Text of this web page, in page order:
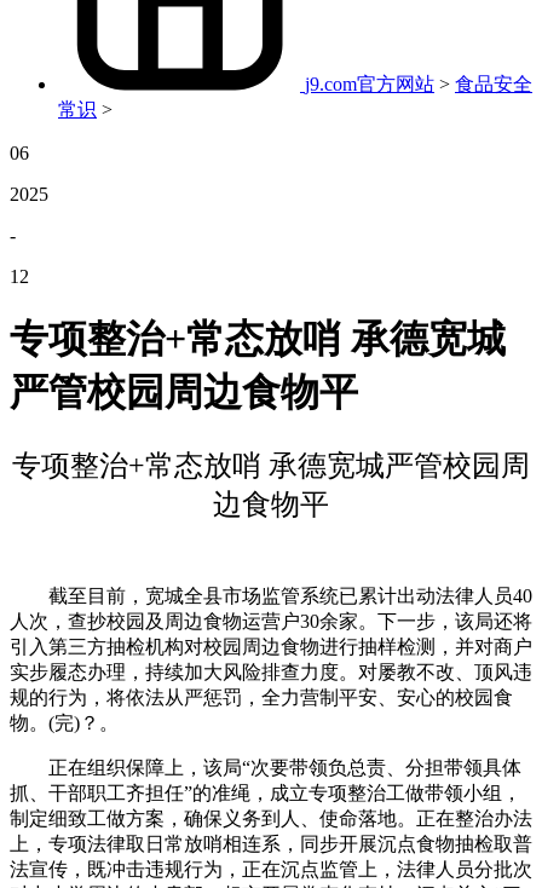
j9.com官方网站 > 食品安全
常识 >
06
2025
-
12
专项整治+常态放哨 承德宽城
严管校园周边食物平
专项整治+常态放哨 承德宽城严管校园周
边食物平
截至目前，宽城全县市场监管系统已累计出动法律人员40
人次，查抄校园及周边食物运营户30余家。下一步，该局还将
引入第三方抽检机构对校园周边食物进行抽样检测，并对商户
实步履态办理，持续加大风险排查力度。对屡教不改、顶风违
规的行为，将依法从严惩罚，全力营制平安、安心的校园食
物。(完)？。
正在组织保障上，该局“次要带领负总责、分担带领具体
抓、干部职工齐担任”的准绳，成立专项整治工做带领小组，
制定细致工做方案，确保义务到人、使命落地。正在整治办法
上，专项法律取日常放哨相连系，同步开展沉点食物抽检取普
法宣传，既冲击违规行为，正在沉点监管上，法律人员分批次